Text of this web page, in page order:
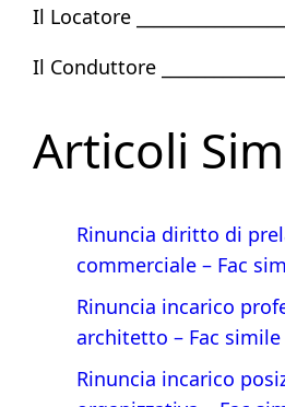
Il Locatore
Il Conduttore
Articoli
Rinuncia diritto di
commerciale​ – Fac
Rinuncia incarico
architetto​ – Fac simile
Rinuncia incarico